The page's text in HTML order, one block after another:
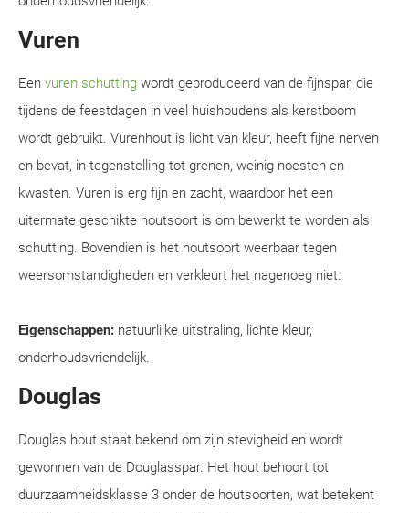
Vuren
Een vuren schutting wordt geproduceerd van de fijnspar, die
tijdens de feestdagen in veel huishoudens als kerstboom
wordt gebruikt. Vurenhout is licht van kleur, heeft fijne nerven
en bevat, in tegenstelling tot grenen, weinig noesten en
kwasten. Vuren is erg fijn en zacht, waardoor het een
uitermate geschikte houtsoort is om bewerkt te worden als
schutting. Bovendien is het houtsoort weerbaar tegen
weersomstandigheden en verkleurt het nagenoeg niet.
Eigenschappen: natuurlijke uitstraling, lichte kleur,
onderhoudsvriendelijk.
Douglas
Douglas hout staat bekend om zijn stevigheid en wordt
gewonnen van de Douglasspar. Het hout behoort tot
duurzaamheidsklasse 3 onder de houtsoorten, wat betekent